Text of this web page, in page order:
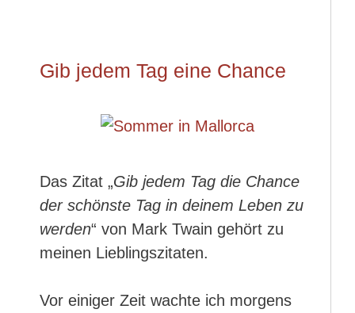
Gib jedem Tag eine Chance
Das Zitat „Gib jedem Tag die Chance
der schönste Tag in deinem Leben zu
werden“ von Mark Twain gehört zu
meinen Lieblingszitaten.
Vor einiger Zeit wachte ich morgens